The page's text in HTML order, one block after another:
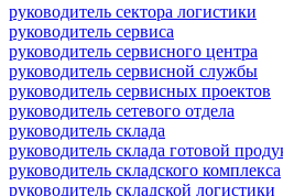
руководитель сектора логистики
руководитель сервиса
руководитель сервисного центра
руководитель сервисной службы
руководитель сервисных проектов
руководитель сетевого отдела
руководитель склада
руководитель склада готовой
руководитель складского комплекса
руководитель складской логистики